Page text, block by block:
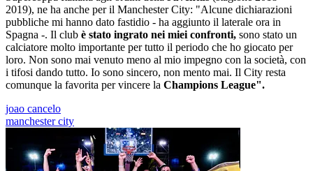
2019), ne ha anche per il Manchester City: "Alcune dichiarazioni
pubbliche mi hanno dato fastidio - ha aggiunto il laterale ora in
Spagna -. Il club è stato ingrato nei miei confronti, sono stato un
calciatore molto importante per tutto il periodo che ho giocato per
loro. Non sono mai venuto meno al mio impegno con la società, con
i tifosi dando tutto. Io sono sincero, non mento mai. Il City resta
comunque la favorita per vincere la Champions League".
joao cancelo
manchester city